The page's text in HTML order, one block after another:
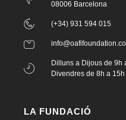
08006 Barcelona
(+34) 931 594 015
Dilluns a Dijous de 9h
Divendres de 8h a 15h
LA FUNDACIÓ